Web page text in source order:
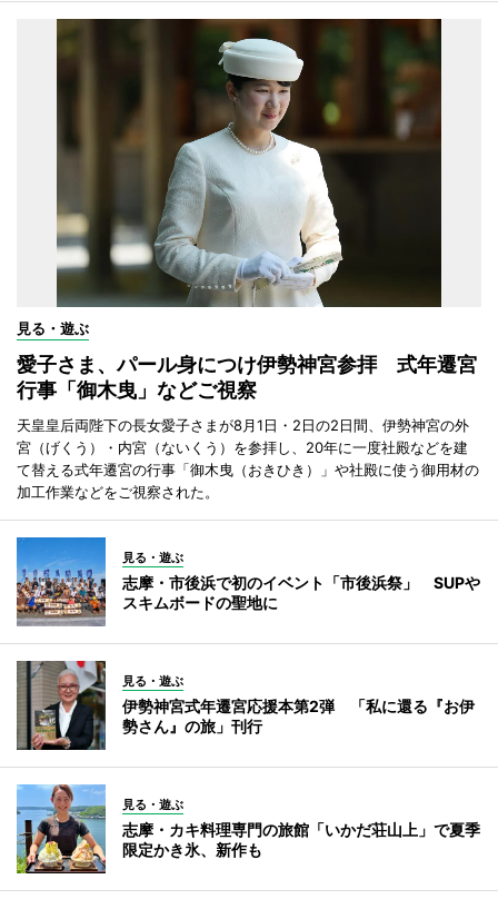
見る・遊ぶ
愛子さま、パール身につけ伊勢神宮参拝 式年遷宮
行事「御木曳」などご視察
天皇皇后両陛下の長女愛子さまが8月1日・2日の2日間、伊勢神宮の外
宮（げくう）・内宮（ないくう）を参拝し、20年に一度社殿などを建
て替える式年遷宮の行事「御木曳（おきひき）」や社殿に使う御用材の
加工作業などをご視察された。
見る・遊ぶ
志摩・市後浜で初のイベント「市後浜祭」 SUPや
スキムボードの聖地に
見る・遊ぶ
伊勢神宮式年遷宮応援本第2弾 「私に還る『お伊
勢さん』の旅」刊行
見る・遊ぶ
志摩・カキ料理専門の旅館「いかだ荘山上」で夏季
限定かき氷、新作も